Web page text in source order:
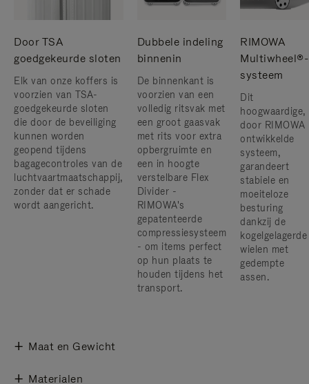
Door TSA
goedgekeurde sloten
Elk van onze koffers is
voorzien van TSA-
goedgekeurde sloten
die door de beveiliging
kunnen worden
geopend tijdens
bagagecontroles van de
luchtvaartmaatschappij,
zonder dat er schade
wordt aangericht.
Dubbele indeling
binnenin
De binnenkant is
voorzien van een
volledig ritsvak met
een groot gaasvak
met rits voor extra
opbergruimte en
een in hoogte
verstelbare Flex
Divider -
RIMOWA's
gepatenteerde
compressiesysteem
- om items perfect
op hun plaats te
houden tijdens het
transport.
RIMOWA
Multiwheel®-
systeem
Dit
hoogwaardige,
door RIMOWA
ontwikkelde
systeem,
garandeert
stabiele en
moeiteloze
besturing
dankzij de
kogelgelagerde
wielen met
gedempte
assen.
Maat en Gewicht
Materialen